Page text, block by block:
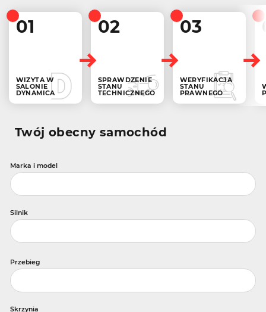
01
WIZYTA W
SALONIE
DYNAMICA
02
SPRAWDZENIE
STANU
TECHNICZNEGO
03
WERYFIKACJA
STANU
PRAWNEGO
Twój obecny samochód
Marka i model
Silnik
Przebieg
Skrzynia